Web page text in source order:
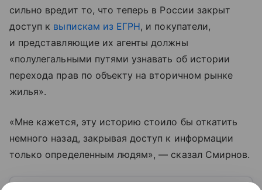
сильно вредит то, что теперь в России закрыт
доступ к выпискам из ЕГРН, и покупатели,
и представляющие их агенты должны
«полулегальными путями узнавать об истории
перехода прав по объекту на вторичном рынке
жилья».
«Мне кажется, эту историю стоило бы откатить
немного назад, закрывая доступ к информации
только определенным людям», — сказал Смирнов.